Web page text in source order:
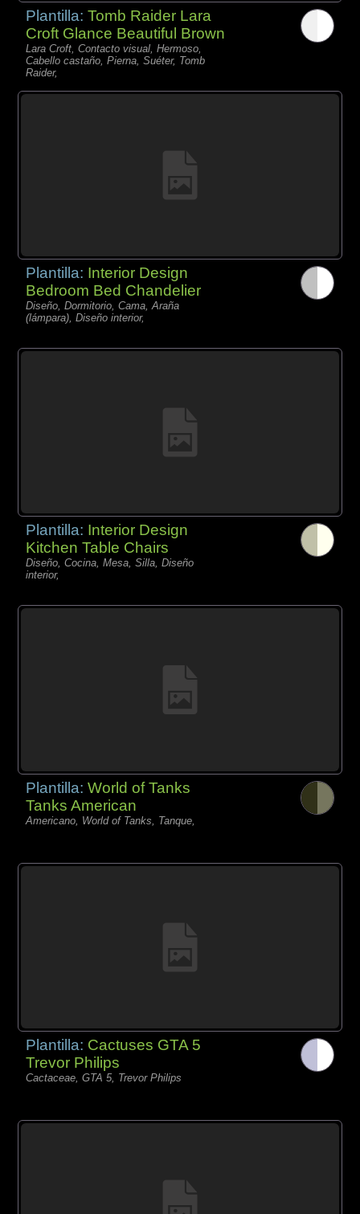
Plantilla:Tomb Raider Lara
Croft Glance Beautiful Brown
Lara Croft, Contacto visual, Hermoso,
Cabello castaño, Pierna, Suéter, Tomb
Raider,
Plantilla: Interior Design
Bedroom Bed Chandelier
Diseño, Dormitorio, Cama, Araña
(lámpara), Diseño interior,
Plantilla: Interior Design
Kitchen Table Chairs
Diseño, Cocina, Mesa, Silla, Diseño
interior,
Plantilla:World of Tanks
Tanks American
Americano, World of Tanks, Tanque,
Plantilla: Cactuses GTA 5
Trevor Philips
Cactaceae, GTA 5, Trevor Philips